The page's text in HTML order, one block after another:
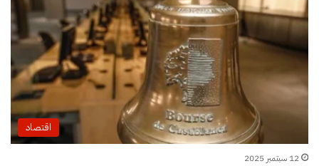
اقتصاد
12 سبتمبر 2025